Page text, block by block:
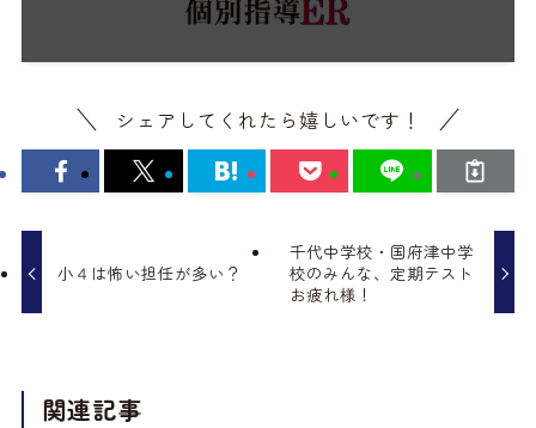
シェアしてくれたら嬉しいです！
小４は怖い担任が多い？
千代中学校・国府津中学
校のみんな、定期テスト
お疲れ様！
関連記事